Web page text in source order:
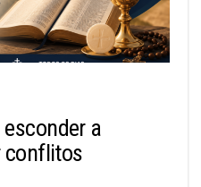
a
conflitos